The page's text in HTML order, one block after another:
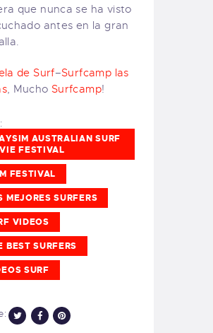
que nunca se ha visto
antes en la gran
de Surf–Surfcamp las
, Mucho Surfcamp!
AUSTRALIAN SURF
FESTIVAL
FESTIVAL
MEJORES SURFERS
VIDEOS
BEST SURFERS
SURF